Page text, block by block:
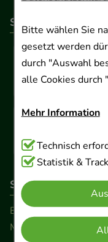
Bitte wählen Sie
gesetzt werden
durch "Auswahl
alle Cookies durch
Mehr Information
Technisch
Cookies, die für die
Website
Warenkorb,
verzichtet werden
Technisch
Statistik &
So können Sie
So erreichen Sie
Beratung und
Montag - Freitag von